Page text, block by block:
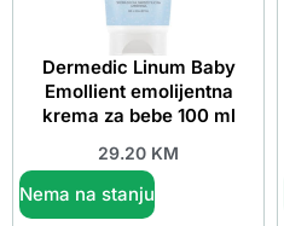
Dermedic Linum Baby
Emollient emolijentna
krema za bebe 100 ml
29.20 KM
Nema na stanju